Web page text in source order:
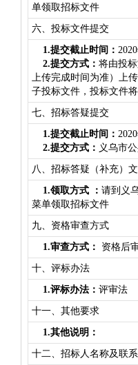
单领取招标文件
六、投标文件提交
1.提交截止时间：
2.提交方式： 将由投
上传完成时间为准）上
子投标文件，投标文件将
七、招标答疑提交
1.提交截止时间：
2.提交方式： 义乌市
八、招标答疑（补充）
1.领取方式 ： 请到义
菜单领取招标文件
九、资格审查方式
1.审查方式： 资格后
十、评标办法
1.评标办法： 评审法
十一、其他要求
1.其他说明：
十二、招标人名称及联